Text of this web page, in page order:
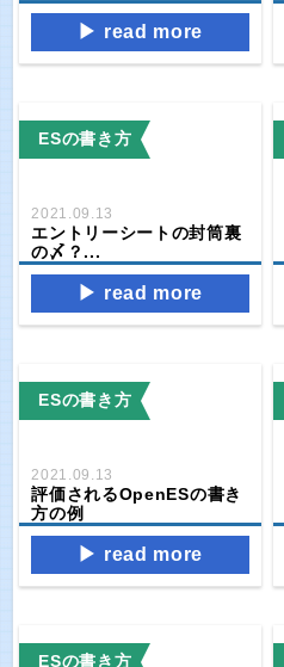
read more
ESの書き方
2021.09.13
エントリーシートの封筒裏
の〆？...
read more
ESの書き方
2021.09.13
評価されるOpenESの書き
方の例
read more
ESの書き方